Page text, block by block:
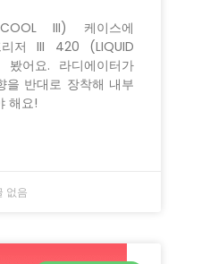
III) 케이스에
저 III 420 (LIQUID
봤어요. 라디에이터가
을 반대로 장착해 내부
해요!
없음